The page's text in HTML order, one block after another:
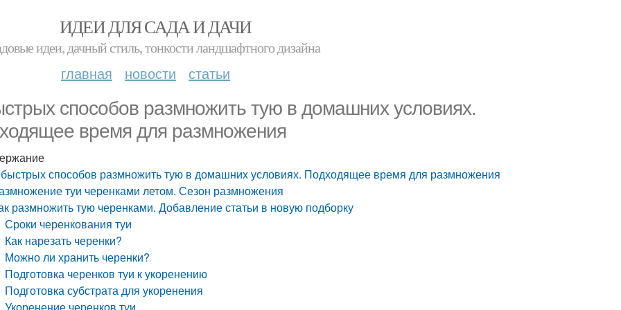
ИДЕИ ДЛЯ САДА И ДАЧИ
идеи, дачный стиль, тонкости ландшафтного дизайна
главная новости статьи
способов размножить тую в домашних условиях.
время для размножения
способов размножить тую в домашних условиях. Подходящее время для размножения
туи черенками летом. Сезон размножения
размножить тую черенками. Добавление статьи в новую подборку
Сроки черенкования туи
Как нарезать черенки?
Можно ли хранить черенки?
Подготовка черенков туи к укоренению
Подготовка субстрата для укоренения